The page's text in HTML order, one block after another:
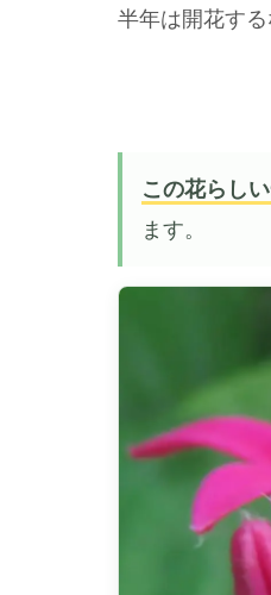
半年は開花す
この花らしい
ます。